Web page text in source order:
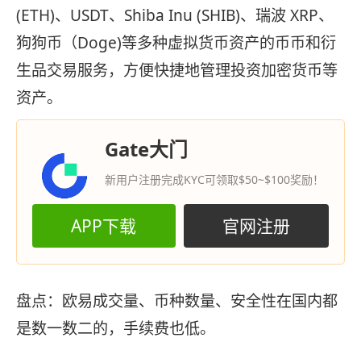
(ETH)、USDT、Shiba Inu (SHIB)、瑞波 XRP、
狗狗币（Doge)等多种虚拟货币资产的币币和衍
生品交易服务，方便快捷地管理投资加密货币等
资产。
Gate大门
新用户注册完成KYC可领取$50~$100奖励！
APP下载 官网注册
盘点：欧易成交量、币种数量、安全性在国内都
是数一数二的，手续费也低。